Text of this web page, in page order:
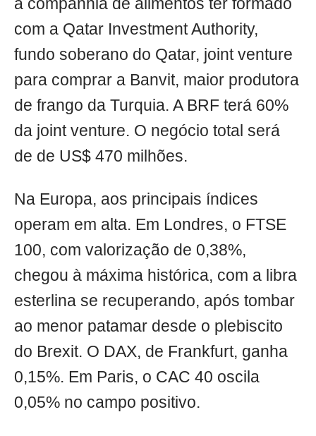
a companhia de alimentos ter formado
com a Qatar Investment Authority,
fundo soberano do Qatar, joint venture
para comprar a Banvit, maior produtora
de frango da Turquia. A BRF terá 60%
da joint venture. O negócio total será
de de US$ 470 milhões.
Na Europa, aos principais índices
operam em alta. Em Londres, o FTSE
100, com valorização de 0,38%,
chegou à máxima histórica, com a libra
esterlina se recuperando, após tombar
ao menor patamar desde o plebiscito
do Brexit. O DAX, de Frankfurt, ganha
0,15%. Em Paris, o CAC 40 oscila
0,05% no campo positivo.